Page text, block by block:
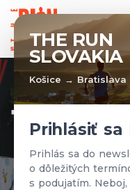
THE RUN
SLOVAKIA
Košice → Bratislava
Prihlásiť sa
Prihlás sa do
o dôležitých
s podujatím.
TÍMY A